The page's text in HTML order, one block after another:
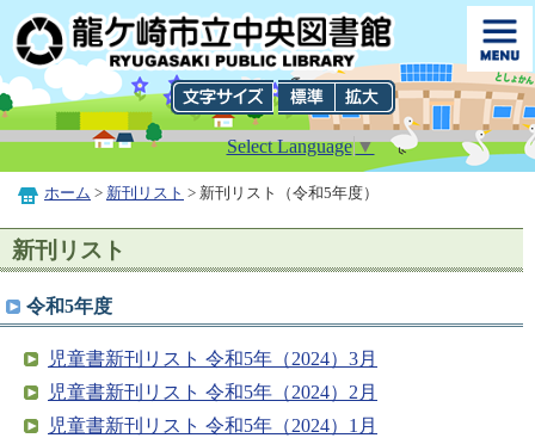
Select Language▼
ホーム > 新刊リスト > 新刊リスト（令和5年度）
新刊リスト
令和5年度
児童書新刊リスト 令和5年（2024）3月
児童書新刊リスト 令和5年（2024）2月
児童書新刊リスト 令和5年（2024）1月